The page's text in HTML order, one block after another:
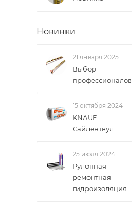
Новинки
21 января 2025
Выбор
профессионалов
15 октября 2024
KNAUF
Сайлентвул
25 июля 2024
Рулонная
ремонтная
гидроизоляция